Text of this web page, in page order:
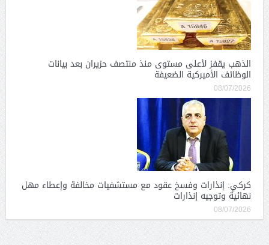
الذهب يقفز لأعلى مستوى منذ منتصف حزيران بعد بيانات
الوظائف الأميركية الضعيفة
08/07/2026
كركي: إنذارات وفسخ عقود مع مستشفيات مخالفة وإعطاء مهل
نهائية وتوجيه إنذارات
08/07/2026